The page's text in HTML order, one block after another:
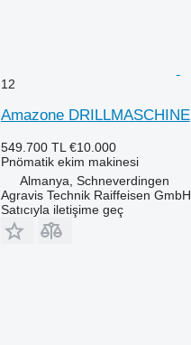
12
Amazone DRILLMASCHINE
549.700 TL €10.000
Pnömatik ekim makinesi
Almanya, Schneverdingen
Agravis Technik Raiffeisen GmbH
Satıcıyla iletişime geç